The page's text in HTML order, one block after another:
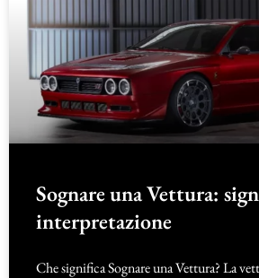
Sognare una Vettura:
interpretazione
Che significa Sognare una Vettura? La